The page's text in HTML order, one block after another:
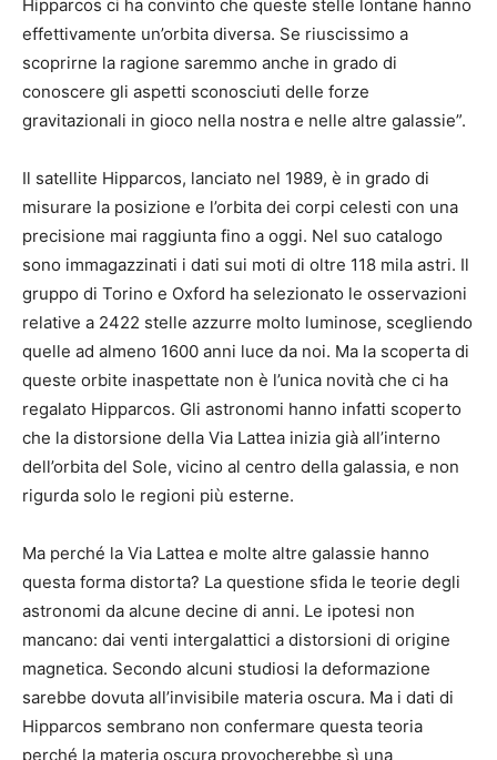
Hipparcos ci ha convinto che queste stelle lontane hanno
effettivamente un’orbita diversa. Se riuscissimo a
scoprirne la ragione saremmo anche in grado di
conoscere gli aspetti sconosciuti delle forze
gravitazionali in gioco nella nostra e nelle altre galassie”.
Il satellite Hipparcos, lanciato nel 1989, è in grado di
misurare la posizione e l’orbita dei corpi celesti con una
precisione mai raggiunta fino a oggi. Nel suo catalogo
sono immagazzinati i dati sui moti di oltre 118 mila astri. Il
gruppo di Torino e Oxford ha selezionato le osservazioni
relative a 2422 stelle azzurre molto luminose, scegliendo
quelle ad almeno 1600 anni luce da noi. Ma la scoperta di
queste orbite inaspettate non è l’unica novità che ci ha
regalato Hipparcos. Gli astronomi hanno infatti scoperto
che la distorsione della Via Lattea inizia già all’interno
dell’orbita del Sole, vicino al centro della galassia, e non
rigurda solo le regioni più esterne.
Ma perché la Via Lattea e molte altre galassie hanno
questa forma distorta? La questione sfida le teorie degli
astronomi da alcune decine di anni. Le ipotesi non
mancano: dai venti intergalattici a distorsioni di origine
magnetica. Secondo alcuni studiosi la deformazione
sarebbe dovuta all’invisibile materia oscura. Ma i dati di
Hipparcos sembrano non confermare questa teoria
perché la materia oscura provocherebbe sì una